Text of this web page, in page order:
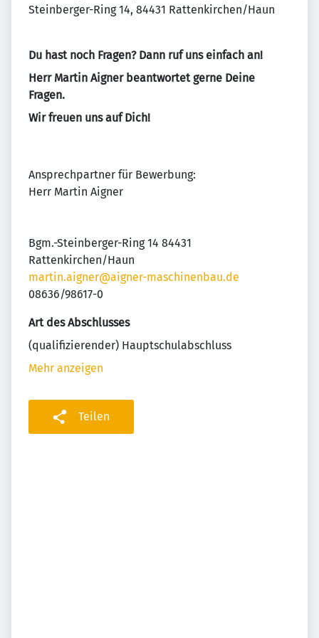
Steinberger-Ring 14, 84431 Rattenkirchen/Haun
Du hast noch Fragen? Dann ruf uns einfach an!
Herr Martin Aigner beantwortet gerne Deine
Fragen.
Wir freuen uns auf Dich!
Ansprechpartner für Bewerbung:
Herr Martin Aigner
Bgm.-Steinberger-Ring 14 84431
Rattenkirchen/Haun
martin.aigner@aigner-maschinenbau.de
08636/98617-0
Art des Abschlusses
(qualifizierender) Hauptschulabschluss
Mehr anzeigen
Teilen